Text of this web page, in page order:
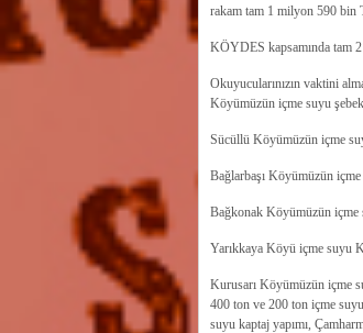
rakam tam 1 milyon 590 bin
KÖYDES kapsamında tam
Okuyucularınızın vaktini
Köyümüzün içme suyu
Sücüllü Köyümüzün içme
Bağlarbaşı Köyümüzün
Bağkonak Köyümüzün içme
Yarıkkaya Köyü içme suyu
Kurusarı Köyümüzün içme
400 ton ve 200 ton içme
suyu kaptaj yapımı,